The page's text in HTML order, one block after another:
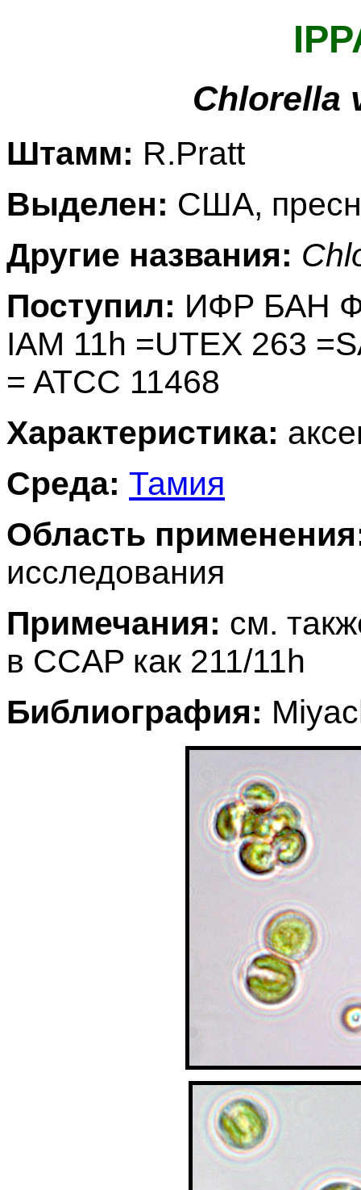
Chlorella
Штамм: R.Pratt
Выделен: США,
Другие названия:
Поступил: ИФР БАН
IAM 11h =UTEX 263
= ATCC 11468
Характеристика:
Среда: Тамия
Область
исследования
Примечания: см.
в CCAP как 211/11h
Библиография: